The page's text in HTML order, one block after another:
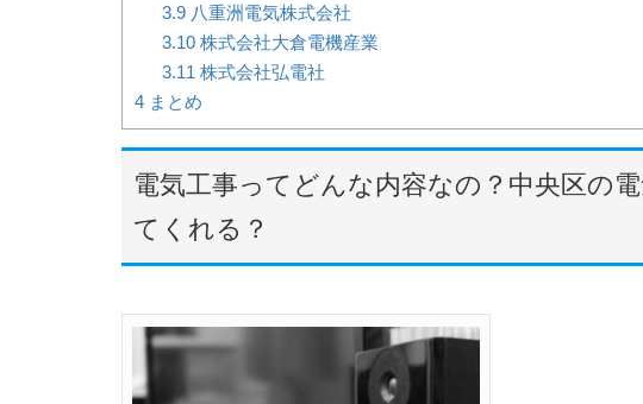
3.9八重洲電気株式会社
3.10株式会社大倉電機産業
3.11 株式会社弘電社
4 まとめ
電気工事ってどんな内容なの？中央区の
てくれる？